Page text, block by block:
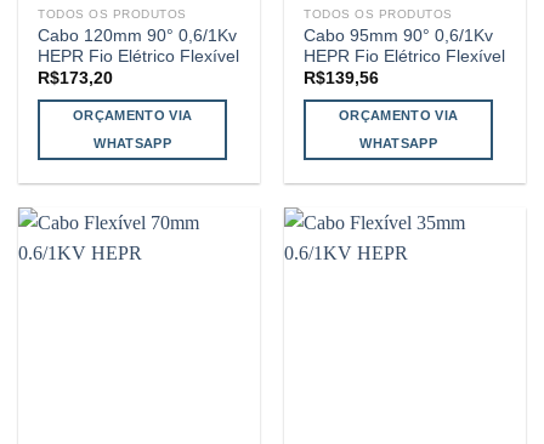
TODOS OS PRODUTOS
Cabo 120mm 90° 0,6/1Kv
HEPR Fio Elétrico Flexível
R$173,20
ORÇAMENTO VIA
WHATSAPP
TODOS OS PRODUTOS
Cabo 95mm 90° 0,6/1Kv
HEPR Fio Elétrico Flexível
R$139,56
ORÇAMENTO VIA
WHATSAPP